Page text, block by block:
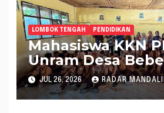
LOMBOK TENGAH PENDIDIKAN
Mahasiswa KKN
Unram Desa
Penyuluhan
Pencegahan
Dini di Yayasan
JUL 26, 2026 RADAR